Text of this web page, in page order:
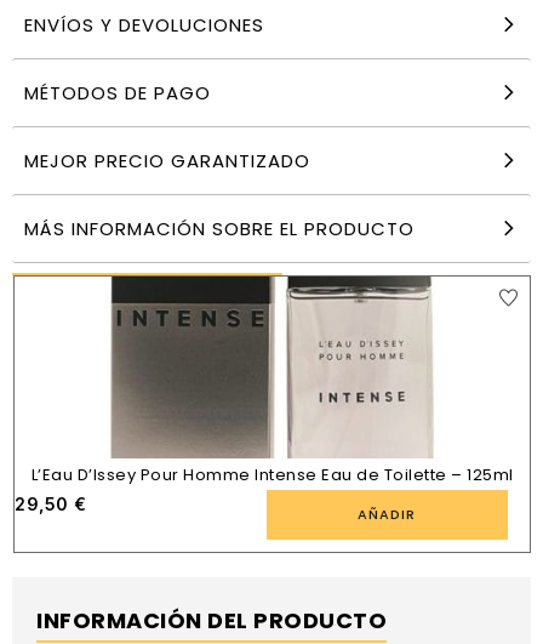
ENVÍOS Y DEVOLUCIONES
MÉTODOS DE PAGO
MEJOR PRECIO GARANTIZADO
MÁS INFORMACIÓN SOBRE EL PRODUCTO
Carolina Herrera – 100ml
83,39€
AÑADIR
PRODUCTOS SIMILARES
L’Eau D’Issey Pour Homme Intense Eau de Toilette – 125ml
29,50 € AÑADIR
INFORMACIÓN DEL PRODUCTO